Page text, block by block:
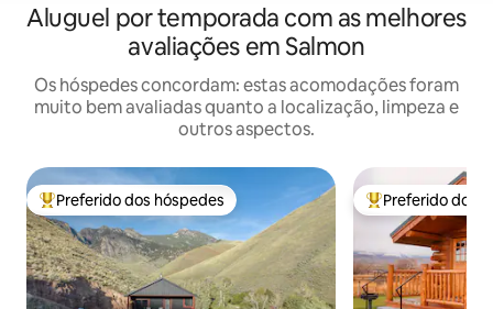
Aluguel por temporada com as melhores
avaliações em Salmon
Os hóspedes concordam: estas acomodações foram
muito bem avaliadas quanto a localização, limpeza e
outros aspectos.
Entre os melhores preferidos dos hóspedes
Preferido dos hóspedes Entre os
Preferido dos